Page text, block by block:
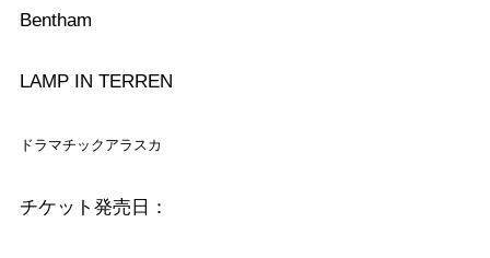
Bentham
LAMP IN TERREN
ドラマチックアラスカ
チケット発売日：